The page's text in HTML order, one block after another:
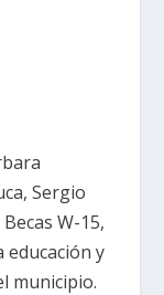
Sergio
W-15,
y
municipio.